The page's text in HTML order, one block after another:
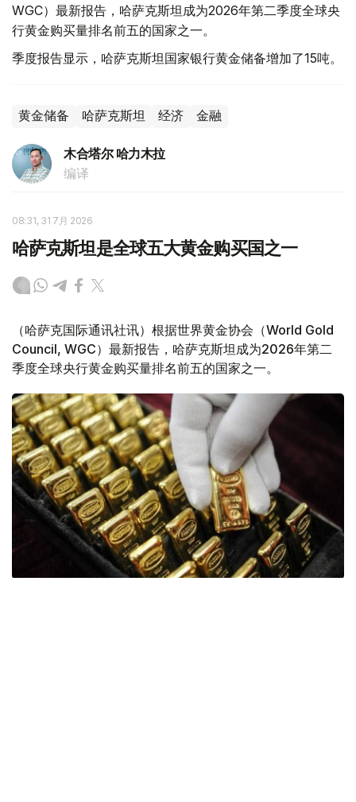
WGC）最新报告，哈萨克斯坦成为2026年第二季度全球央
行黄金购买量排名前五的国家之一。
季度报告显示，哈萨克斯坦国家银行黄金储备增加了15吨。
黄金储备 哈萨克斯坦 经济 金融
木合塔尔 哈力木拉
编译
08:31, 31 7月 2026
哈萨克斯坦是全球五大黄金购买国之一
（哈萨克国际通讯社讯）根据世界黄金协会（World Gold
Council, WGC）最新报告，哈萨克斯坦成为2026年第二
季度全球央行黄金购买量排名前五的国家之一。